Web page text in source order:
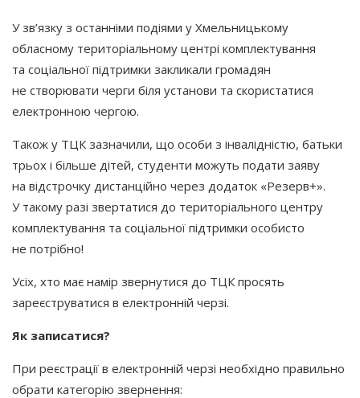
У зв’язку з останніми подіями у Хмельницькому
обласному територіальному центрі комплектування
та соціальної підтримки закликали громадян
не створювати черги біля установи та скористатися
електронною чергою.
Також у ТЦК зазначили, що особи з інвалідністю, батьки
трьох і більше дітей, студенти можуть подати заяву
на відстрочку дистанційно через додаток «Резерв+».
У такому разі звертатися до територіального центру
комплектування та соціальної підтримки особисто
не потрібно!
Усіх, хто має намір звернутися до ТЦК просять
зареєструватися в електронній черзі.
Як записатися?
При реєстрації в електронній черзі необхідно правильно
обрати категорію звернення: